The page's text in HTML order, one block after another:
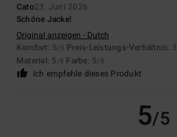
Cato23. Juni 2026
Schöne Jacke!
Original anzeigen - Dutch
Komfort: 5/5 Preis-Leistungs-Verhältnis: 3
Material: 5 /5 Farbe: 5/5
Ich empfehle dieses Produkt
5/5